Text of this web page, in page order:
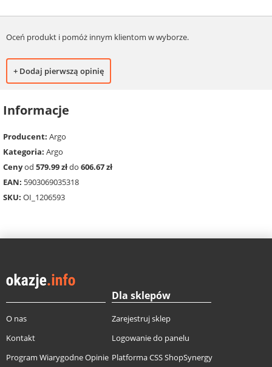
Oceń produkt i pomóż innym klientom w wyborze.
+ Dodaj pierwszą opinię
Informacje
Producent: Argo
Kategoria: Argo
Cenyod 579.99 złdo 606.67 zł
EAN: 5903069035318
SKU: OI_1206593
O nas
Kontakt
Program Wiarygodne Opinie
Dla sklepów
Zarejestruj sklep
Logowanie do panelu
Platforma CSS ShopSynergy